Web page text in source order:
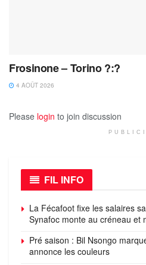
Frosinone – Torino ?:?
4 AOÛT 2026
Please login to join discussion
FIL INFO
La Fécafoot fixe les salaires
Synafoc monte au créneau et
Pré saison : Bil Nsongo
annonce les couleurs